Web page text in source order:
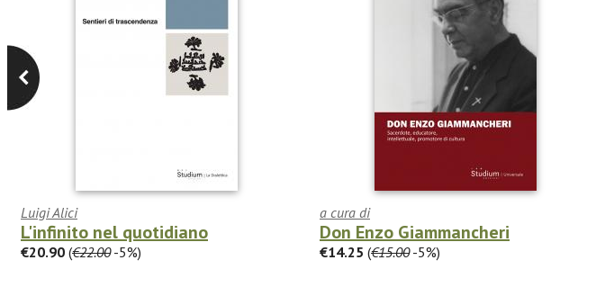
Luigi Alici
L'infinito nel quotidiano
€20.90 (€22.00-5%)
a cura di
Don Enzo Giammancheri
€14.25 (€15.00-5%)